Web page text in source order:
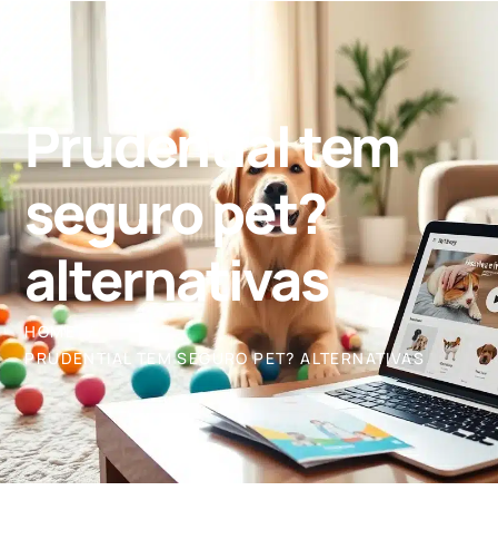
Prudential tem
seguro pet?
alternativas
HOME
PRUDENTIAL TEM SEGURO PET? ALTERNATIVAS